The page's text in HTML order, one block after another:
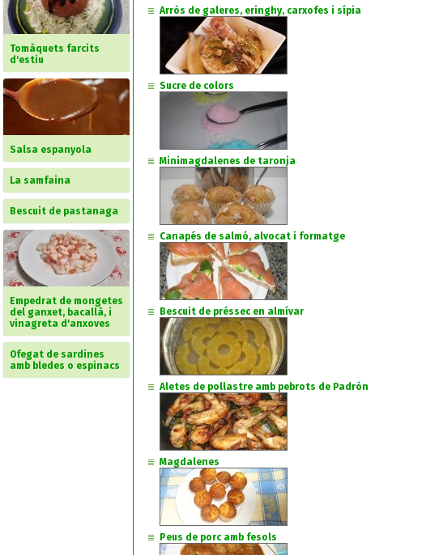
Tomàquets farcits
d'estiu
Salsa espanyola
La samfaina
Bescuit de pastanaga
Empedrat de mongetes
del ganxet, bacallà, i
vinagreta d'anxoves
Ofegat de sardines
amb bledes o espinacs
Arròs de galeres, eringhy, carxofes i sípia
Sucre de colors
Minimagdalenes de taronja
Canapés de salmó, alvocat i formatge
Bescuit de préssec en almívar
Aletes de pollastre amb pebrots de Padròn
Magdalenes
Peus de porc amb fesols